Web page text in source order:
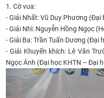
1. Cờ vua:
-Giải Nhất: Vũ Duy Phương (Đại
-Giải Nhì: Nguyễn Hồng Ngọc
-Giải Ba: Trần Tuấn Dương (Đại
- Giải Khuyến khích: Lê Văn
Ngọc Ánh (Đại học KHTN – Đại